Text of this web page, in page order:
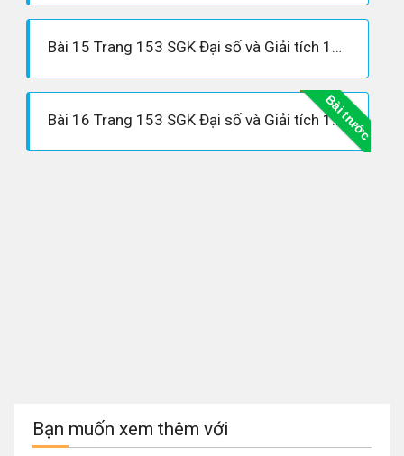
Bài 15 Trang 153 SGK Đại số và Giải tích 12 Nâng cao
Bài trước
Bài 16 Trang 153 SGK Đại số và Giải tích 12 Nâng cao
Bạn muốn xem thêm với